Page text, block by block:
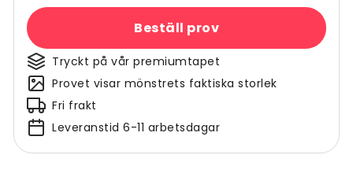
Beställ prov
Tryckt på vår premiumtapet
Provet visar mönstrets faktiska storlek
Fri frakt
Leveranstid 6-11 arbetsdagar